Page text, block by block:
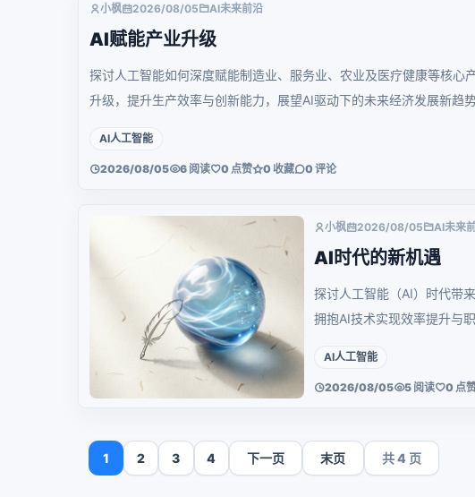
小枫 2026/08/05 AI未来前沿
AI赋能产业升级
探讨人工智能如何深度赋能制造业、服务业、农业及医疗健康等核心
升级，提升生产效率与创新能力，展望AI驱动下的未来经济发展新趋势
AI人工智能
2026/08/05 6 阅读 0 点赞 0 收藏 0 评论
小枫 2026/08/05 AI未来
AI时代的新机遇
探讨人工智能（AI）时代带
拥抱AI技术实现效率提升与
AI人工智能
2026/08/05 5 阅读 0 点
1 2 3 4 下一页 末页 共 4 页